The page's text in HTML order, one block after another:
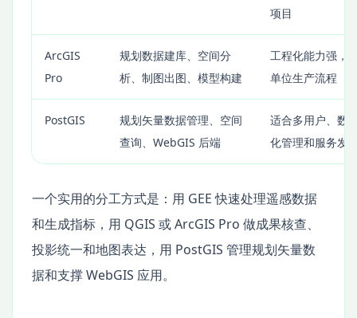
项目
ArcGIS
Pro
规划数据建库、空间分
析、制图出图、模型构建
工程化能力强，
单位生产流程
PostGIS
规划矢量数据管理、空间
查询、WebGIS 后端
适合多用户、数
化管理和服务发
一个实用的分工方式是：用 GEE 快速处理遥感数据
和生成指标，用 QGIS 或 ArcGIS Pro 做成果核查、
投影统一和地图表达，用 PostGIS 管理规划矢量数
据和支撑 WebGIS 应用。